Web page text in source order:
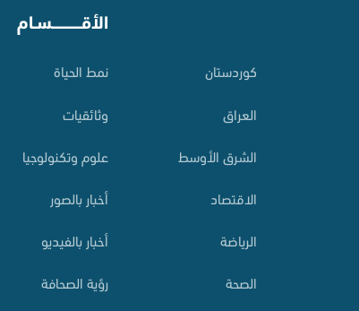
کوردستان
العراق
الشرق الأوسط
الاقتصاد
الرياضة
الصحة
الأقـــــــــــسـام
نمط الحياة
وثائقيات
علوم وتكنولوجيا
أخبار بالصور
أخبار بالفيديو
رؤية الصحافة